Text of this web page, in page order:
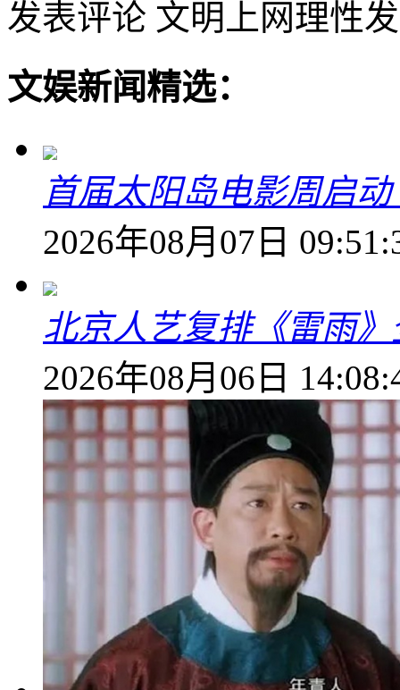
发表评论 文明上网理性
文娱新闻精选：
首届太阳岛电影周启
2026年08月07日
北京人艺复排《雷雨》
2026年08月06日